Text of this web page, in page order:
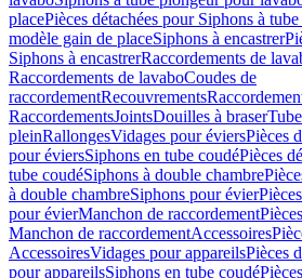
placePièces détachées pour Siphons à
modèle gain de placeSiphons à encastrer
Siphons à encastrerRaccordements de
Raccordements de lavaboCoudes de
raccordementRecouvrements
RaccordementsJointsDouilles à braser
pleinRallongesVidages pour éviersPièces
pour éviersSiphons en tube coudéPièces
tube coudéSiphons à double chambre
à double chambreSiphons pour évier
pour évierManchon de raccordement
Manchon de raccordementAccessoires
AccessoiresVidages pour appareilsPièces
pour appareilsSiphons en tube coudé